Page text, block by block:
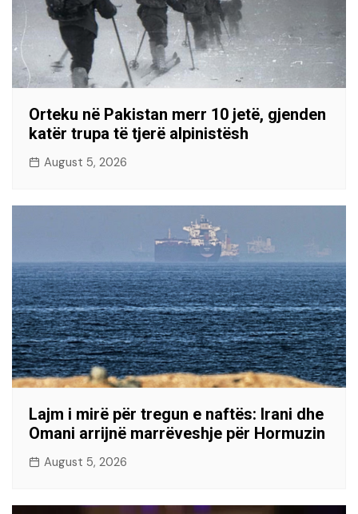
Orteku në Pakistan merr 10 jetë, gjenden
katër trupa të tjerë alpinistësh
August 5, 2026
Lajm i mirë për tregun e naftës: Irani dhe
Omani arrijnë marrëveshje për Hormuzin
August 5, 2026